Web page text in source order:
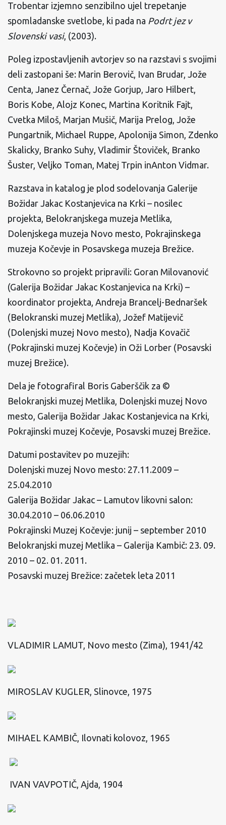
Trobentar izjemno senzibilno ujel trepetanje
spomladanske svetlobe, ki pada na Podrt jez v
Slovenski vasi, (2003).
Poleg izpostavljenih avtorjev so na razstavi s svojimi
deli zastopani še: Marin Berovič, Ivan Brudar, Jože
Centa, Janez Černač, Jože Gorjup, Jaro Hilbert,
Boris Kobe, Alojz Konec, Martina Koritnik Fajt,
Cvetka Miloš, Marjan Mušič, Marija Prelog, Jože
Pungartnik, Michael Ruppe, Apolonija Simon, Zdenko
Skalicky, Branko Suhy, Vladimir Štoviček, Branko
Šuster, Veljko Toman, Matej Trpin inAnton Vidmar.
Razstava in katalog je plod sodelovanja Galerije
Božidar Jakac Kostanjevica na Krki – nosilec
projekta, Belokranjskega muzeja Metlika,
Dolenjskega muzeja Novo mesto, Pokrajinskega
muzeja Kočevje in Posavskega muzeja Brežice.
Strokovno so projekt pripravili: Goran Milovanović
(Galerija Božidar Jakac Kostanjevica na Krki) –
koordinator projekta, Andreja Brancelj-Bednaršek
(Belokranski muzej Metlika), Jožef Matijevič
(Dolenjski muzej Novo mesto), Nadja Kovačič
(Pokrajinski muzej Kočevje) in Oži Lorber (Posavski
muzej Brežice).
Dela je fotografiral Boris Gaberščik za ©
Belokranjski muzej Metlika, Dolenjski muzej Novo
mesto, Galerija Božidar Jakac Kostanjevica na Krki,
Pokrajinski muzej Kočevje, Posavski muzej Brežice.
Datumi postavitev po muzejih:
Dolenjski muzej Novo mesto: 27.11.2009 –
25.04.2010
Galerija Božidar Jakac – Lamutov likovni salon:
30.04.2010 – 06.06.2010
Pokrajinski Muzej Kočevje: junij – september 2010
Belokranjski muzej Metlika – Galerija Kambič: 23. 09.
2010 – 02. 01. 2011.
Posavski muzej Brežice: začetek leta 2011
VLADIMIR LAMUT, Novo mesto (Zima), 1941/42
MIROSLAV KUGLER, Slinovce, 1975
MIHAEL KAMBIČ, Ilovnati kolovoz, 1965
IVAN VAVPOTIČ, Ajda, 1904